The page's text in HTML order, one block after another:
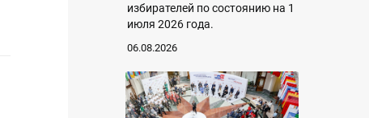
избирателей по состоянию на 1
июля 2026 года.
06.08.2026